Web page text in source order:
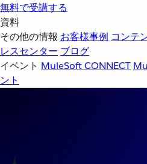
無料で受講する
資料
その他の情報 お客様事例 コンテ
レスセンター ブログ
イベント MuleSoft CONNECT
ント